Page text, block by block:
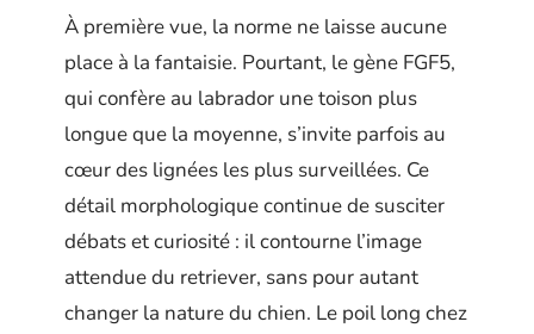
À première vue, la norme ne laisse aucune
place à la fantaisie. Pourtant, le gène FGF5,
qui confère au labrador une toison plus
longue que la moyenne, s’invite parfois au
cœur des lignées les plus surveillées. Ce
détail morphologique continue de susciter
débats et curiosité : il contourne l’image
attendue du retriever, sans pour autant
changer la nature du chien. Le poil long chez